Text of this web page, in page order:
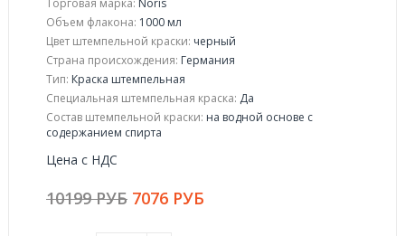
Торговая марка: Noris
Объем флакона: 1000 мл
Цвет штемпельной краски: черный
Страна происхождения: Германия
Тип: Краска штемпельная
Специальная штемпельная краска: Да
Состав штемпельной краски: на водной основе с
содержанием спирта
Цена с НДС
10199 РУБ 7076 РУБ